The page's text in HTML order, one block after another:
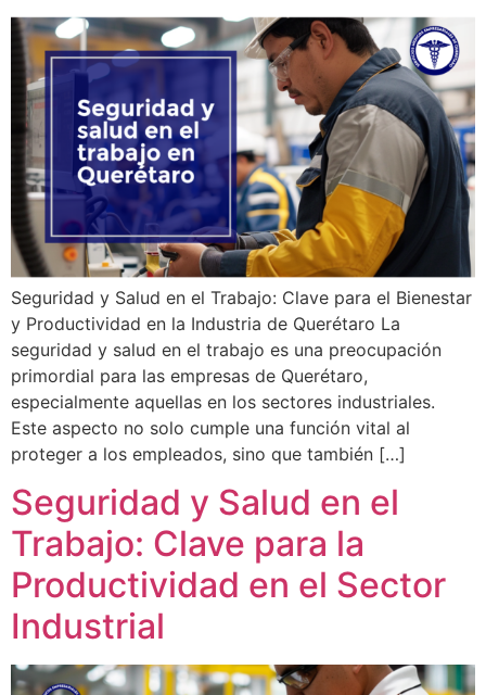
Seguridad y Salud en el Trabajo: Clave para el Bienestar
y Productividad en la Industria de Querétaro La
seguridad y salud en el trabajo es una preocupación
primordial para las empresas de Querétaro,
especialmente aquellas en los sectores industriales.
Este aspecto no solo cumple una función vital al
proteger a los empleados, sino que también […]
Seguridad y Salud en el
Trabajo: Clave para la
Productividad en el Sector
Industrial